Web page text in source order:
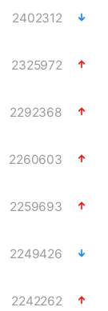
2402312
2325972
2292368
2260603
2259693
2249426
2242262